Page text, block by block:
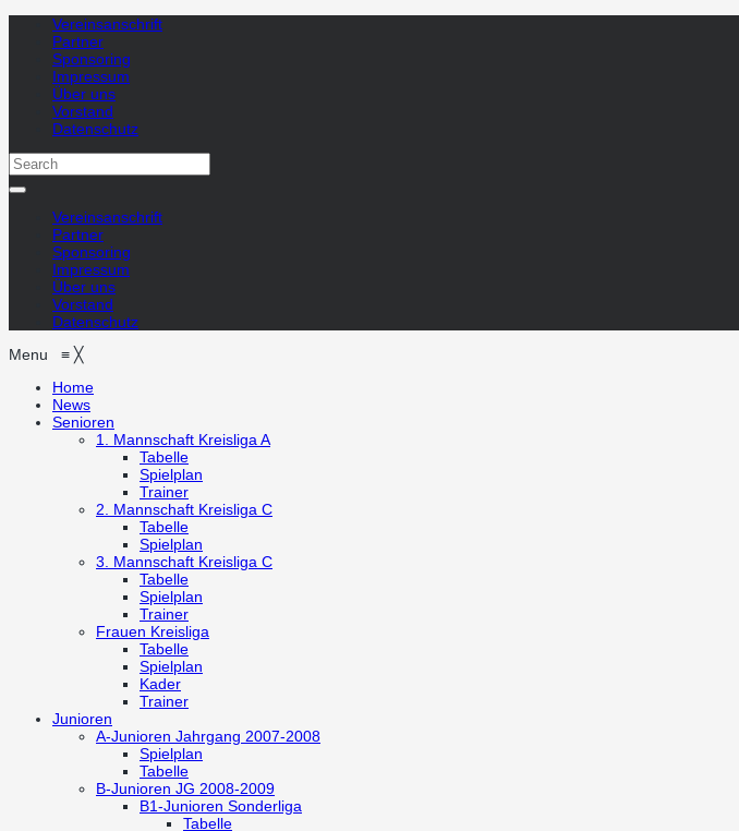
Vereinsanschrift
Partner
Sponsoring
Impressum
Über uns
Vorstand
Datenschutz
Vereinsanschrift
Partner
Sponsoring
Impressum
Über uns
Vorstand
Datenschutz
Menu ≡ ╳
Home
News
Senioren
1. Mannschaft Kreisliga A
Tabelle
Spielplan
Trainer
2. Mannschaft Kreisliga C
Tabelle
Spielplan
3. Mannschaft Kreisliga C
Tabelle
Spielplan
Trainer
Frauen Kreisliga
Tabelle
Spielplan
Kader
Trainer
Junioren
A-Junioren Jahrgang 2007-2008
Spielplan
Tabelle
B-Junioren JG 2008-2009
B1-Junioren Sonderliga
Tabelle